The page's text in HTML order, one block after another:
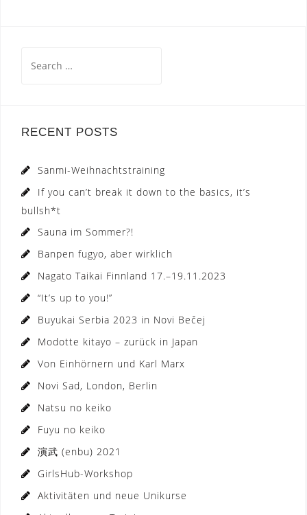
for:
RECENT POSTS
Sanmi-Weihnachtstraining
If you can’t break it down to the basics, it’s
bullsh*t
Sauna im Sommer?!
Banpen fugyo, aber wirklich
Nagato Taikai Finnland 17.–19.11.2023
“It’s up to you!”
Buyukai Serbia 2023 in Novi Bečej
Modotte kitayo – zurück in Japan
Von Einhörnern und Karl Marx
Novi Sad, London, Berlin
Natsu no keiko
Fuyu no keiko
演武 (enbu) 2021
GirlsHub-Workshop
Aktivitäten und neue Unikurse